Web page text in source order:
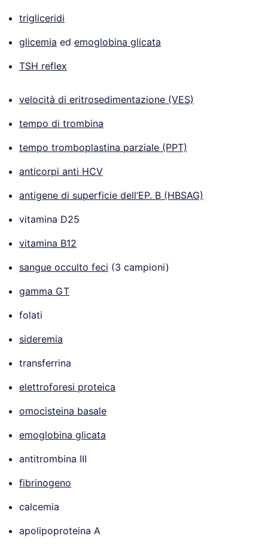
trigliceridi
glicemia ed emoglobina glicata
TSH reflex
velocità di eritrosedimentazione (VES)
tempo di trombina
tempo tromboplastina parziale (PPT)
anticorpi anti HCV
antigene di superficie dell’EP. B (HBSAG)
vitamina D25
vitamina B12
sangue occulto feci (3 campioni)
gamma GT
folati
sideremia
transferrina
elettroforesi proteica
omocisteina basale
emoglobina glicata
antitrombina III
fibrinogeno
calcemia
apolipoproteina A